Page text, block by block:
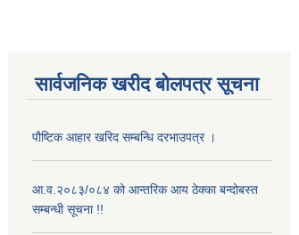
सार्वजनिक खरीद बोलपत्र सूचना
पौष्टिक आहार खरिद सम्बन्धि दरभाउपत्र ।
आ.व.२०८३/०८४ को आन्तरिक आय ठेक्का बन्दोबस्त
सम्बन्धी सूचना !!